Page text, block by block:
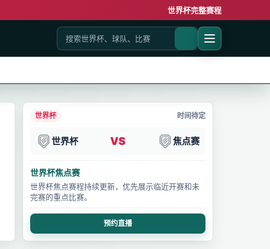
世界杯完整赛程
世界杯 时间待定
世界杯 VS 焦点赛
世界杯焦点赛
世界杯焦点赛程持续更新，优先展示临近开赛和未
完赛的重点比赛。
预约直播